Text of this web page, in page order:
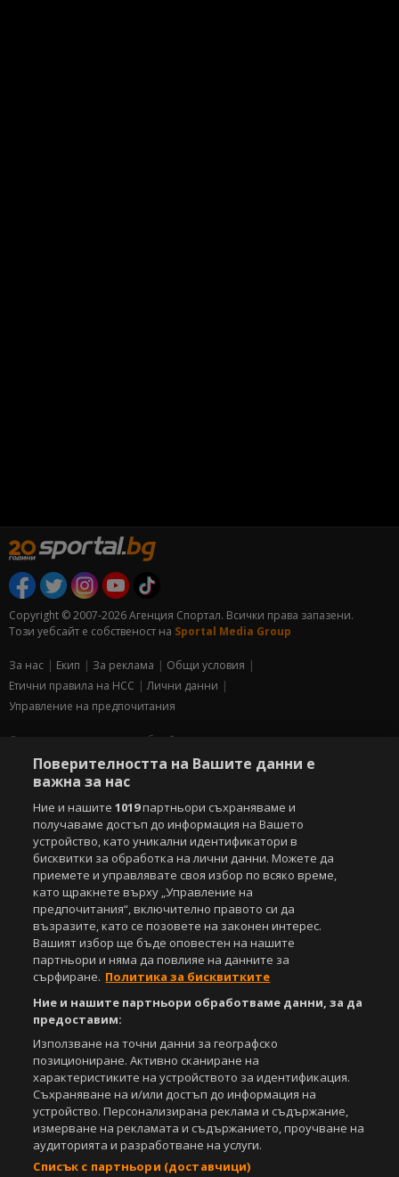
Copyright © 2007-2026 Агенция Спортал. Всички права запазени.
Този уебсайт е собственост на Sportal Media Group
За нас Екип За рекламa
Общи условия
Етични правила на НСС
Лични данни
Управление на предпочитания
Съдържанието на този уеб сайт и технологиите, използвани в него, са
под закрила на Закона за авторското право и сродните му права.
Всички статии, репортажи, интервюта и други текстови, графични и
видео материали, публикувани в сайта, са собственост на Агенция
Спортал, освен ако изрично е посочено друго. Допуска се
публикуване на текстови материали само след писмено съгласие на
Агенция Спортал, посочване на източника и добавяне на линк към
www.sportal.bg. Използването на графични и видео материали,
публикувани в сайта, е строго забранено. Нарушителите ще бъдат
санкционирани с цялата строгост на закона.
СвалиБЕЗПЛАТНОТО приложение за:
Android
Поверителността на Вашите данни е
важна за нас
Ние и нашите1019партньори съхраняваме и
получаваме достъп до информация на Вашето
устройство, като уникални идентификатори в
бисквитки за обработка на лични данни. Можете да
приемете и управлявате своя избор по всяко време,
като щракнете върху „Управление на
предпочитания“, включително правото си да
възразите, като се позовете на законен интерес.
Вашият избор ще бъде оповестен на нашите
партньори и няма да повлияе на данните за
сърфиране. Политика за бисквитките
Ние и нашите партньори обработваме данни, за да
предоставим:
Използване на точни данни за географско
позициониране. Активно сканиране на
характеристиките на устройството за идентификация.
Съхраняване на и/или достъп до информация на
устройство. Персонализирана реклама и съдържание,
измерване на рекламата и съдържанието, проучване на
аудиторията и разработване на услуги.
Списък с партньори (доставчици)